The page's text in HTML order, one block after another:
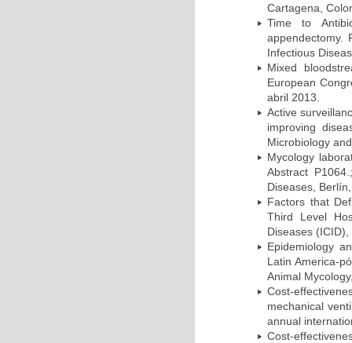
Cartagena,
Time to
appendectomy.
Infectious
Mixed
European
abril 2013.
Active
improving
Microbiology
Mycology
Abstract
Diseases,
Factors that
Third Level
Diseases
Epidemiology
Latin America-
Animal
Cost-
mechanical
annual
Cost-